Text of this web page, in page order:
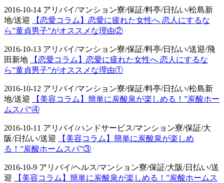
2016-10-14 アリバイ/マンション寮/保証/料亭/日払い/松島新
地/送迎
【恋愛コラム】恋愛に疲れた女性へ 恋人にするな
ら”童貞男子”がオススメな理由②
2016-10-13 アリバイ/マンション寮/保証/料亭/日払い/送迎/飛
田新地
【恋愛コラム】恋愛に疲れた女性へ 恋人にするな
ら”童貞男子”がオススメな理由①
2016-10-12 アリバイ/マンション寮/保証/料亭/日払い/松島新
地/送迎
【美容コラム】簡単に炭酸泉が楽しめる！”炭酸ホー
ムスパ”④
2016-10-11 アリバイ/ハンドサービス/マンション寮/保証/大
阪/日払い/送迎
【美容コラム】簡単に炭酸泉が楽しめ
る！”炭酸ホームスパ”③
2016-10-9 アリバイ/ヘルス/マンション寮/保証/大阪/日払い/送
迎
【美容コラム】簡単に炭酸泉が楽しめる！”炭酸ホームス